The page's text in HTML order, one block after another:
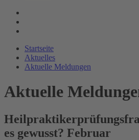
Startseite
Aktuelles
Aktuelle Meldungen
Aktuelle
es gewusst? Februar